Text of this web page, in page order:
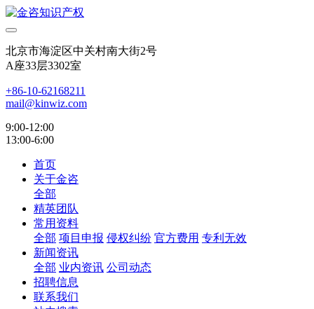
北京市海淀区中关村南大街2号
A座33层3302室
+86-10-62168211
mail@kinwiz.com
9:00-12:00
13:00-6:00
首页
关于金咨
全部
精英团队
常用资料
全部 项目申报 侵权纠纷 官方费用 专利无效
新闻资讯
全部 业内资讯 公司动态
招聘信息
联系我们